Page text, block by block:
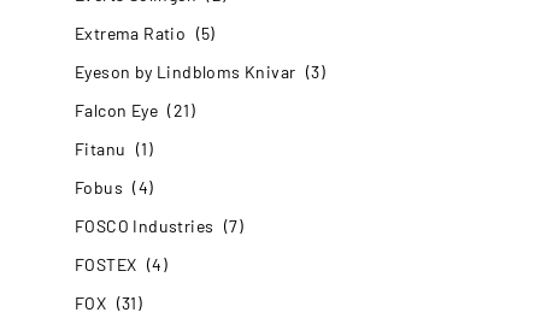
Extrema Ratio (5)
Eyeson by Lindbloms Knivar (3)
Falcon Eye (21)
Fitanu (1)
Fobus (4)
FOSCO Industries (7)
FOSTEX (4)
FOX (31)